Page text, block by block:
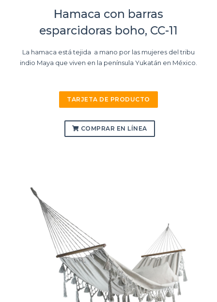
Hamaca con barras
esparcidoras boho, CC-11
La hamaca está tejida a mano por las mujeres del tribu
indio Maya que viven en la península Yukatán en México.
TARJETA DE PRODUCTO
COMPRAR EN LÍNEA